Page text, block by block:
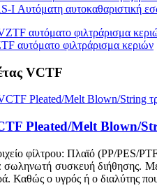
I Αυτόματη αυτοκαθαριστική
αυτόματο φιλτράρισμα κεριών
VCTF
Pleated/Melt Blown/
φίλτρου: Πλαϊό (PP/PES/
σωληνωτή συσκευή διήθησης.
Καθώς ο υγρός ή ο διαλύτης που